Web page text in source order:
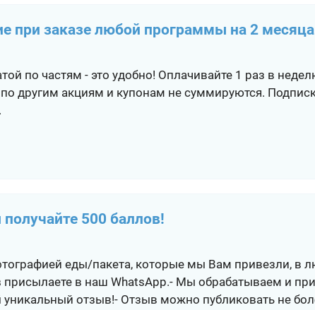
при заказе любой программы на 2
по частям - это удобно! Оплачивайте 1 раз в
другим акциям и купонам не суммируются.
500 баллов!
еды/пакета, которые мы Вам привезли, в
присылаете в наш WhatsApp.- Мы обрабатываем и
отзыв!- Отзыв можно публиковать не